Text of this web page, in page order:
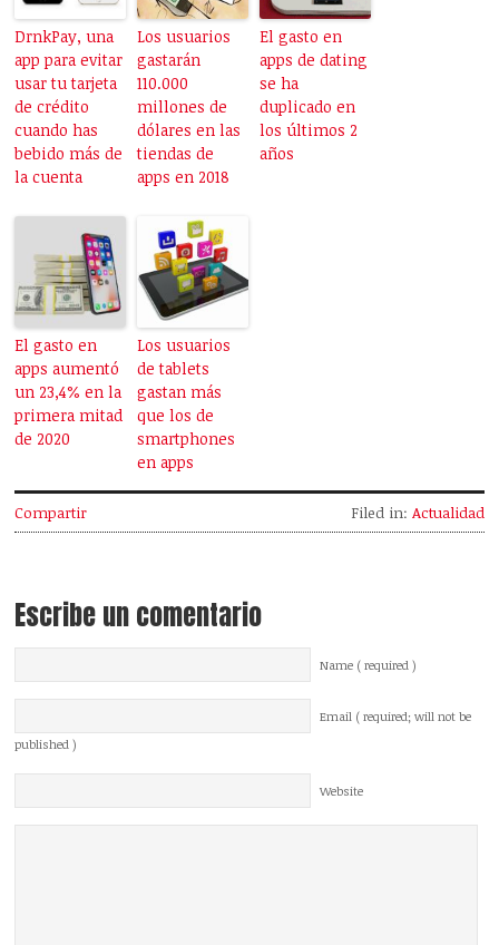
DrnkPay, una
app para evitar
usar tu tarjeta
de crédito
cuando has
bebido más de
la cuenta
Los usuarios
gastarán
110.000
millones de
dólares en las
tiendas de
apps en 2018
El gasto en
apps de dating
se ha
duplicado en
los últimos 2
años
El gasto en
apps aumentó
un 23,4% en la
primera mitad
de 2020
Los usuarios
de tablets
gastan más
que los de
smartphones
en apps
Compartir Filed in: Actualidad
Escribe un comentario
Name ( required )
Email ( required; will not be
published )
Website